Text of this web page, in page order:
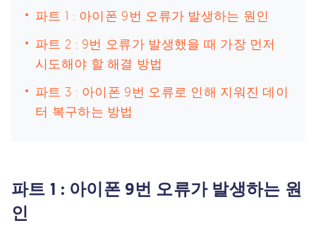
파트 1 : 아이폰 9번 오류가 발생하는 원인
파트 2 : 9번 오류가 발생했을 때 가장 먼저
시도해야 할 해결 방법
파트 3 : 아이폰 9번 오류로 인해 지워진 데이
터 복구하는 방법
파트 1 : 아이폰 9번 오류가 발생하는 원
인